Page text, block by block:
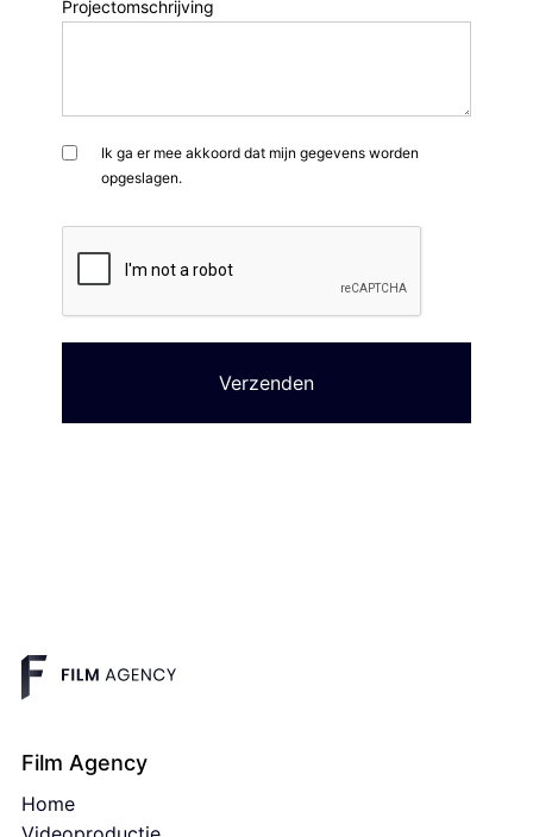
Projectomschrijving
Ik ga er mee akkoord dat mijn gegevens worden
opgeslagen.
Film Agency
Home